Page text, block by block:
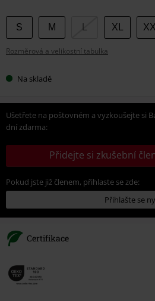
Vyberte
si
velikost
S M XL
Rozměrová a velikostní tabulka
Na skladě
Ušetřete na poštovném a vyzkoušejte si
dní zdarma:
Přidejte si zkušební
Pokud jste již členem, přihlaste se zde:
Přihlašte se
Certifikace